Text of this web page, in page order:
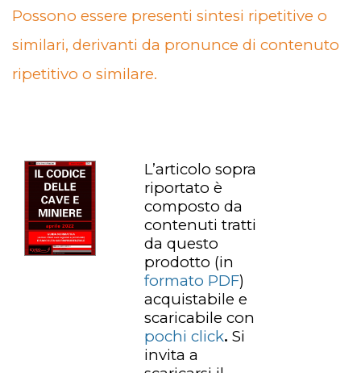
Possono essere presenti sintesi ripetitive o
similari, derivanti da pronunce di contenuto
ripetitivo o similare.
L’articolo sopra
riportato è
composto da
contenuti tratti
da questo
prodotto (in
formato PDF)
acquistabile e
scaricabile con
pochi click. Si
invita a